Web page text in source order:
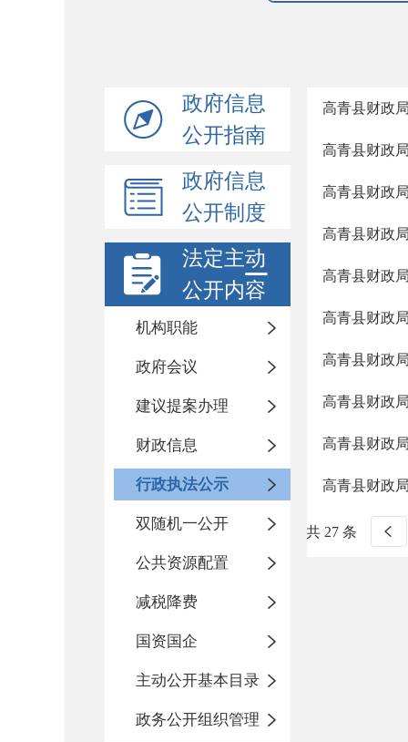
政府信息
公开指南
政府信息
公开制度
法定主动
公开内容
机构职能
政府会议
建议提案办理
财政信息
行政执法公示
双随机一公开
公共资源配置
减税降费
国资国企
主动公开基本目录
政务公开组织管理
高青县财政
高青县财政
高青县财政
高青县财政
高青县财政
高青县财政
高青县财政
高青县财政
高青县财政
高青县财政
共 27 条